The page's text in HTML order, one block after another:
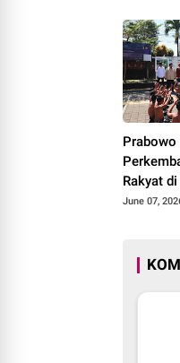
Prabowo
Rakyat
Semarak
June 07,